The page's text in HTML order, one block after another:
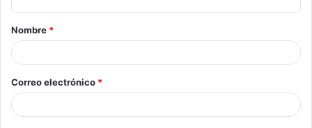
Nombre *
Correo electrónico *